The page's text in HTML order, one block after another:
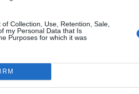
Collection, Use, Retention, Sale,
my Personal Data that Is
Purposes for which it was